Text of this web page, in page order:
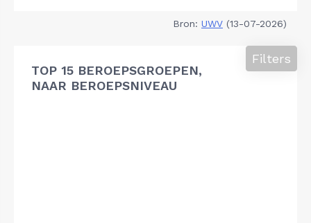
Bron: UWV (13-07-2026)
TOP 15 BEROEPSGROEPEN,
NAAR BEROEPSNIVEAU
Filters